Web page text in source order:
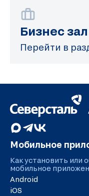
Бизнес зал
Перейти в
Мобильное
Как установить или
мобильное
Android
iOS